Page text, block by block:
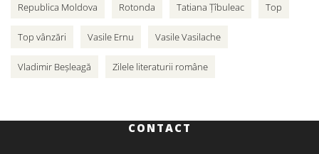
Republica Moldova Rotonda Tatiana Țîbuleac Top
Top vânzări Vasile Ernu Vasile Vasilache
Vladimir Beșleagă Zilele literaturii române
CONTACT